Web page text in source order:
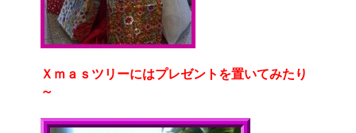
Ｘｍａｓツリーにはプレゼントを置いてみたり
～